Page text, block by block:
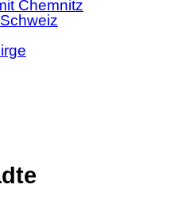
Chemnitz